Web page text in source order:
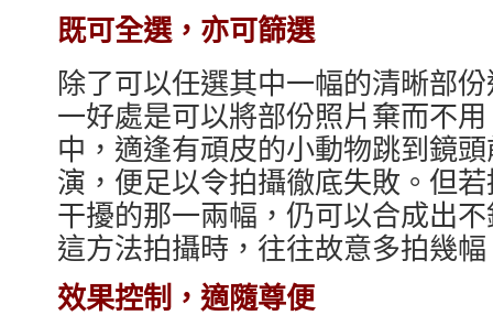
既可全選，亦可篩選
除了可以任選其中一幅的清晰部
一好處是可以將部份照片棄而不
中，適逢有頑皮的小動物跳到鏡
演，便足以令拍攝徹底失敗。但
干擾的那一兩幅，仍可以合成出
這方法拍攝時，往往故意多拍幾
效果控制，適隨尊便